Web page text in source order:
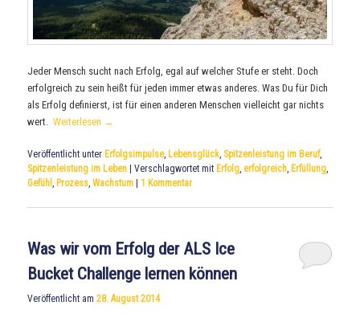
Jeder Mensch sucht nach Erfolg, egal auf welcher Stufe er steht. Doch
erfolgreich zu sein heißt für jeden immer etwas anderes. Was Du für Dich
als Erfolg definierst, ist für einen anderen Menschen vielleicht gar nichts
wert.Weiterlesen →
Veröffentlicht unter Erfolgsimpulse, Lebensglück Spitzenleistung im Beruf,
Spitzenleistung im Leben |Verschlagwortet mit Erfolg erfolgreich Erfüllung
Gefühl
Prozess ,Wachstum |1 Kommentar
Was wir vom Erfolg der ALS Ice
Bucket Challenge lernen können
Veröffentlicht am28. August 2014